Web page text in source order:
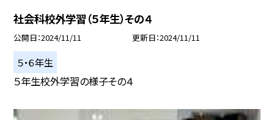
社会科校外学習（５年生）その４
公開日 2024/11/11 更新日 2024/11/11
５・６年生
５年生校外学習の様子その４